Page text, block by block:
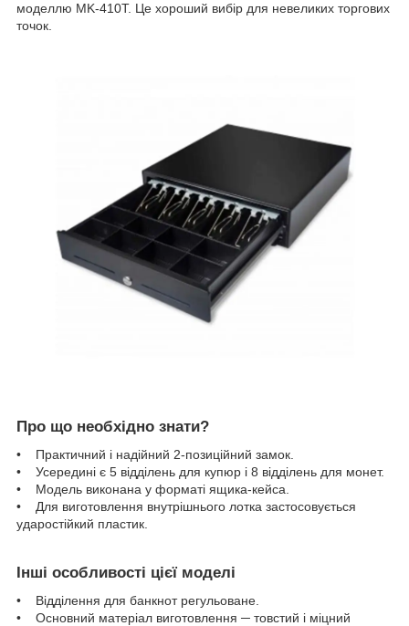
моделлю MK-410T. Це хороший вибір для невеликих торгових
точок.
Про що необхідно знати?
• Практичний і надійний 2-позиційний замок.
• Усередині є 5 відділень для купюр і 8 відділень для монет.
• Модель виконана у форматі ящика-кейса.
• Для виготовлення внутрішнього лотка застосовується
ударостійкий пластик.
Інші особливості цієї моделі
• Відділення для банкнот регульоване.
• Основний матеріал виготовлення ─ товстий і міцний